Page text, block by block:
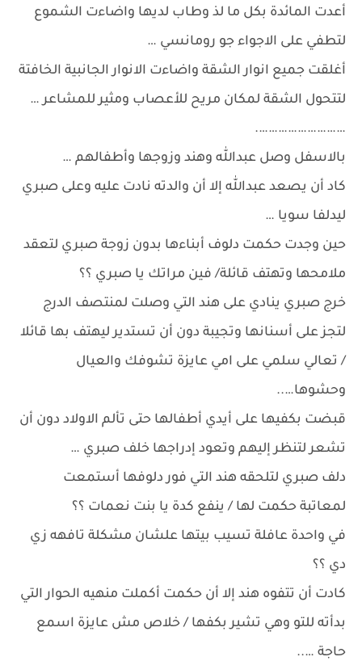
أعدت المائدة بكل ما لذ وطاب لديها واضاءت الشموع
لتطفي على الاجواء جو رومانسي …
أغلقت جميع انوار الشقة واضاءت الانوار الجانبية الخافتة
لتتحول الشقة لمكان مريح للأعصاب ومثير للمشاعر …
……………………….
بالاسفل وصل عبدالله وهند وزوجها وأطفالهم …
كاد أن يصعد عبدالله إلا أن والدته نادت عليه وعلى صبري
ليدلفا سويا …
حين وجدت حكمت دلوف أبناءها بدون زوجة صبري لتعقد
ملامحها وتهتف قائلة/ فين مراتك يا صبري ؟؟
خرج صبري ينادي على هند التي وصلت لمنتصف الدرج
لتجز على أسنانها وتجيبة دون أن تستدير ليهتف بها قائلا
/ تعالي سلمي على امي عايزة تشوفك والعيال
وحشوها…..
قبضت بكفيها على أيدي أطفالها حتى تألم الاولاد دون أن
تشعر لتنظر إليهم وتعود إدراجها خلف صبري …
دلف صبري لتلحقه هند التي فور دلوفها أستمعت
لمعاتبة حكمت لها / ينفع كدة يا بنت نعمات ؟؟
في واحدة عافلة تسيب بيتها علشان مشكلة تافهه زي
دي ؟؟
كادت أن تتفوه هند إلا أن حكمت أكملت منهيه الحوار التي
بدأته للتو وهي تشير بكفها / خلاص مش عايزة اسمع
حاجة …..